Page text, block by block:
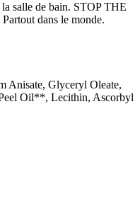
la salle de bain. STOP THE
dans le monde.
Anisate, Glyceryl Oleate,
Oil**, Lecithin, Ascorbyl